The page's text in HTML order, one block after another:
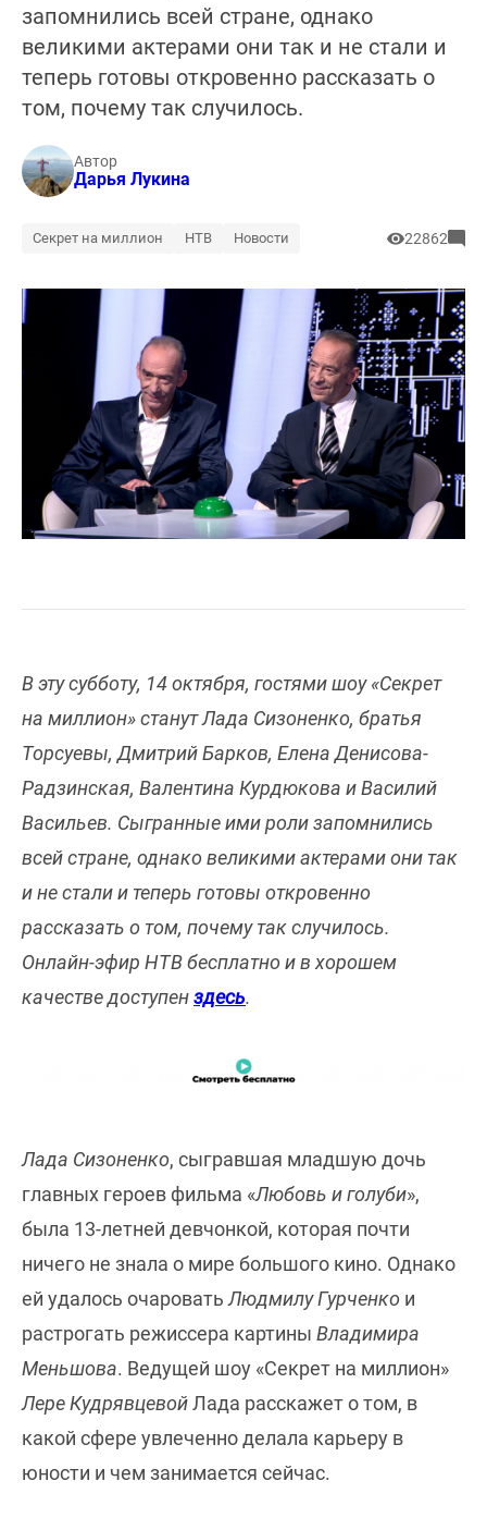
запомнились всей стране, однако
великими актерами они так и не стали и
теперь готовы откровенно рассказать о
том, почему так случилось.
Автор
Дарья Лукина
Секрет на миллион НТВ Новости 22862
В эту субботу, 14 октября, гостями шоу «Секрет
на миллион» станут Лада Сизоненко, братья
Торсуевы, Дмитрий Барков, Елена Денисова-
Радзинская, Валентина Курдюкова и Василий
Васильев. Сыгранные ими роли запомнились
всей стране, однако великими актерами они так
и не стали и теперь готовы откровенно
рассказать о том, почему так случилось.
Онлайн-эфир НТВ бесплатно и в хорошем
качестве доступенздесь.
Лада Сизоненко, сыгравшая младшую дочь
главных героев фильма «Любовь и голуби»,
была 13-летней девчонкой, которая почти
ничего не знала о мире большого кино. Однако
ей удалось очаровать Людмилу Гурченко и
растрогать режиссера картины Владимира
Меньшова. Ведущей шоу «Секрет на миллион»
Лере КудрявцевойЛада расскажет о том, в
какой сфере увлеченно делала карьеру в
юности и чем занимается сейчас.